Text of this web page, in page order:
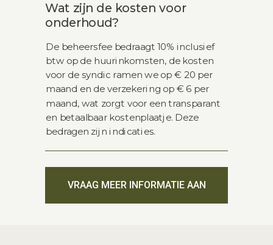
Wat zijn de kosten voor
onderhoud?
VRAAG MEER INFORMATIE AAN
De beheersfee bedraagt 10% inclusief
btw op de huurinkomsten, de kosten
voor de syndic ramen we op € 20 per
maand en de verzekering op € 6 per
maand, wat zorgt voor een transparant
en betaalbaar kostenplaatje. Deze
bedragen zijn indicaties.